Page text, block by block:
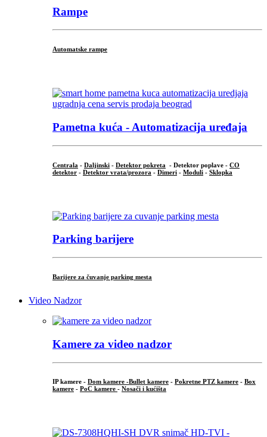
Rampe
Automatske rampe
Pametna kuća - Automatizacija uređaja
Centrala - Daljinski - Detektor pokreta - Detektor poplave - CO
detektor - Detektor vrata/prozora - Dimeri - Moduli - Sklopka
Parking barijere
Barijere za čuvanje parking mesta
Video Nadzor
Kamere za video nadzor
IP kamere - Dom kamere -Bullet kamere - Pokretne PTZ kamere - Box
kamere - PoC kamere - Nosači i kućišta